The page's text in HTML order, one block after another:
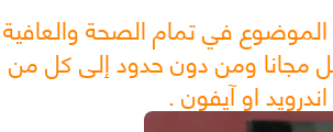
في تمام الصحة والعافية
تتصل مجانا ومن دون حدود إلى كل من
او آيفون .